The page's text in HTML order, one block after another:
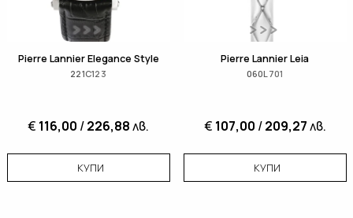
Pierre Lannier Elegance Style
221C123
€ 116,00 /226,88лв.
КУПИ
Pierre Lannier Leia
060L701
€ 107,00 /209,27лв.
КУПИ